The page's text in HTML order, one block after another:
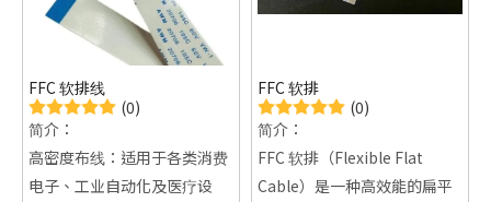
FFC 软排线
(0)
简介：
高密度布线：适用于各类消费
电子、工业自动化及医疗设
FFC 软排
(0)
简介：
FFC 软排（Flexible Flat
Cable）是一种高效能的扁平